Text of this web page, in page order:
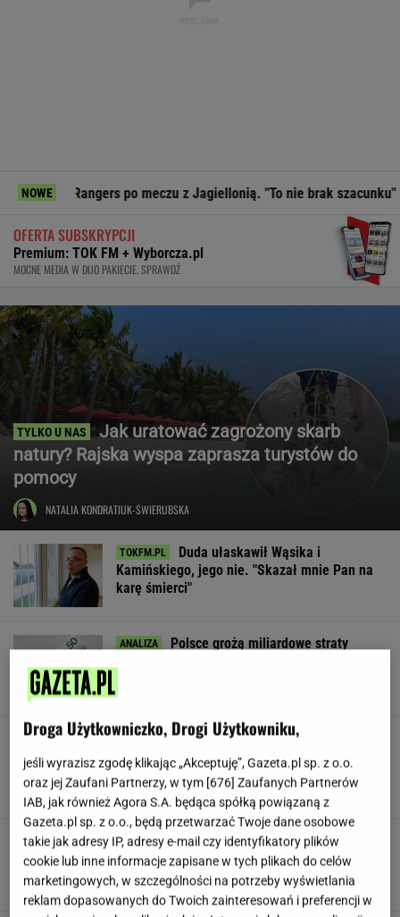
NOWEpo meczu z Jagiellonią. "To nie brak szacunku"
OFERTA SUBSKRYPCJI
Premium: TOK FM + Wyborcza.pl
MOCNE MEDIA W DUO PAKIECIE. SPRAWDŹ
Jak uratować zagrożony skarb
natury? Rajska wyspa zaprasza turystów do
pomocy
NATALIA KONDRATIUK-ŚWIERUBSKA
Duda ułaskawił Wąsika i
Kamińskiego, jego nie. "Skazał mnie Pan na
karę śmierci"
Polsce grożą miliardowe straty
Pracownicy branży IT śmieją się
przez łzy. Zwolnienia w łódzkiej siedzibie
wielkiej firmy
SUBSKRYPCJA
Urzędnicy pukają do domów. Chcą paragonów
MATERIAŁ PROMOCYJNY
Droga Użytkowniczko, Drogi Użytkowniku,
jeśli wyrazisz zgodę klikając „Akceptuję”, Gazeta.pl sp. z o.o.
oraz jej Zaufani Partnerzy, w tym [676] Zaufanych Partnerów
IAB, jak również Agora S.A. będąca spółką powiązaną z
Gazeta.pl sp. z o.o., będą przetwarzać Twoje dane osobowe
takie jak adresy IP, adresy e-mail czy identyfikatory plików
cookie lub inne informacje zapisane w tych plikach do celów
marketingowych, w szczególności na potrzeby wyświetlania
reklam dopasowanych do Twoich zainteresowań i preferencji w